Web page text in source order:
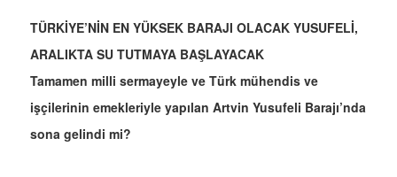
TÜRKİYE’NİN EN YÜKSEK BARAJI OLACAK YUSUFELİ,
ARALIKTA SU TUTMAYA BAŞLAYACAK
Tamamen milli sermayeyle ve Türk mühendis ve
işçilerinin emekleriyle yapılan Artvin Yusufeli Barajı’nda
sona gelindi mi?